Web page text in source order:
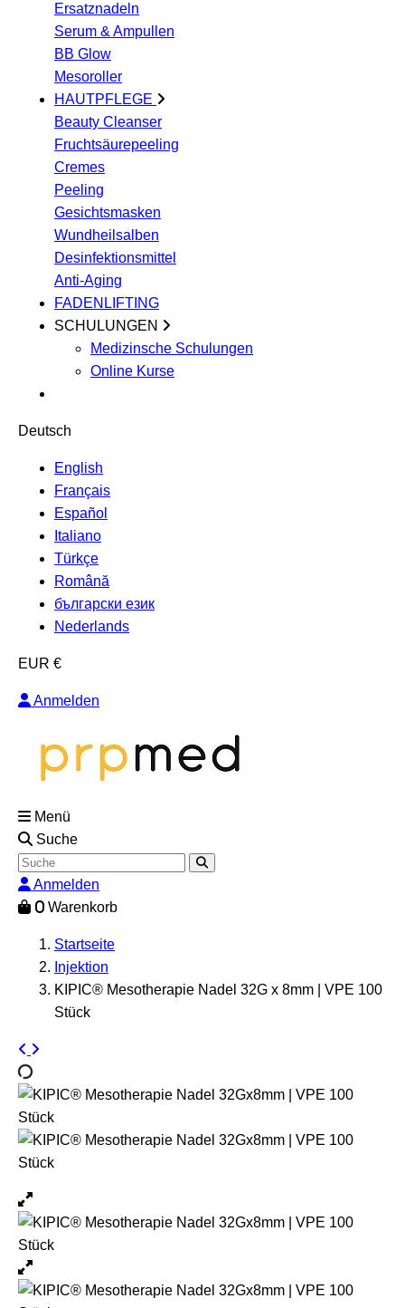
Ersatznadeln
Serum & Ampullen
BB Glow
Mesoroller
HAUTPFLEGE
Beauty Cleanser
Fruchtsäurepeeling
Cremes
Peeling
Gesichtsmasken
Wundheilsalben
Desinfektionsmittel
Anti-Aging
FADENLIFTING
SCHULUNGEN
Medizinsche Schulungen
Online Kurse
Deutsch
English
Français
Español
Italiano
Türkçe
Română
български език
Nederlands
EUR €
Anmelden
Menü
Suche
Anmelden
0 Warenkorb
Startseite
Injektion
KIPIC® Mesotherapie Nadel 32G x 8mm | VPE 100
Stück